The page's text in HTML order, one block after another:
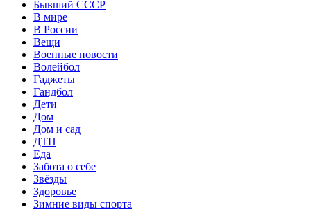
Бывший СССР
В мире
В России
Вещи
Военные новости
Волейбол
Гаджеты
Гандбол
Дети
Дом
Дом и сад
ДТП
Еда
Забота о себе
Звёзды
Здоровье
Зимние виды спорта